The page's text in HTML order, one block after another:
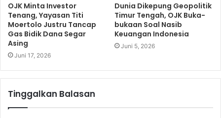
OJK Minta Investor
Tenang, Yayasan Titi
Moertolo Justru Tancap
Gas Bidik Dana Segar
Asing
Juni 17, 2026
Dunia Dikepung Geopolitik
Timur Tengah, OJK Buka-
bukaan Soal Nasib
Keuangan Indonesia
Juni 5, 2026
Tinggalkan Balasan